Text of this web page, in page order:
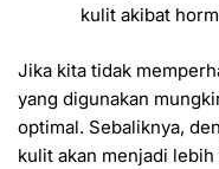
kulit akibat
Jika kita tidak
yang digunakan
optimal. Sebaliknya,
kulit akan menjadi